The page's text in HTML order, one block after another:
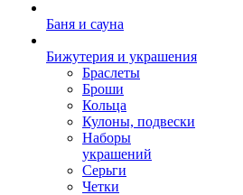
Баня и сауна
Бижутерия и украшения
Браслеты
Броши
Кольца
Кулоны, подвески
Наборы
украшений
Серьги
Четки